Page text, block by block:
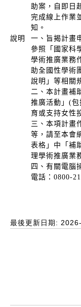
助案，自即日
完成線上作業
知。
說明
一、旨揭計畫
參照「國家科
學術推廣業務
助全國性學術
說明」等相關
二、本計畫補
推廣活動」(
育或支持女性
三、本項計畫
等，請至本會
表格」中「補
理學術推廣業
四、有關電腦
電話：0800-
最後更新日期: